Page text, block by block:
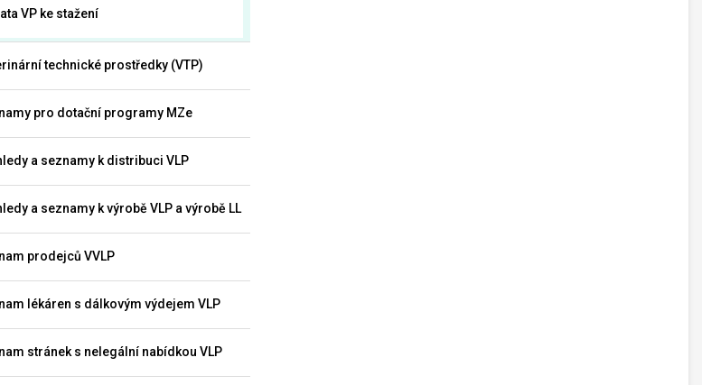
VP ke stažení
technické prostředky (VTP)
pro dotační programy MZe
a seznamy k distribuci VLP
a seznamy k výrobě VLP a výrobě LL
prodejců VVLP
lékáren s dálkovým výdejem VLP
stránek s nelegální nabídkou VLP